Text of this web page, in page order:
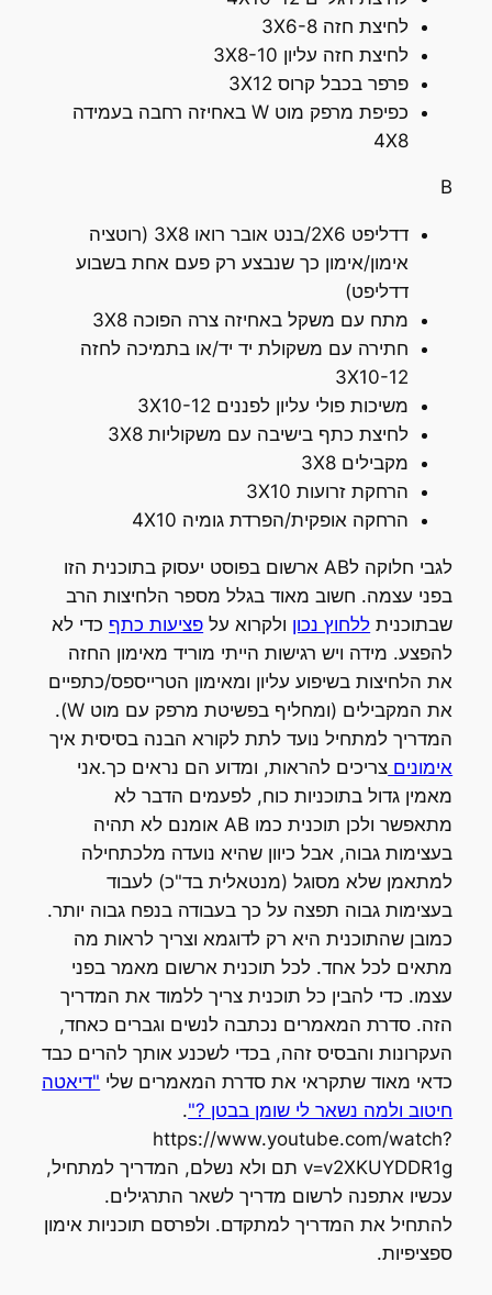
לחיצת חזה 3X6-8
לחיצת חזה עליון 3X8-10
פרפר בכבל קרוס 3X12
כפיפת מרפק מוט W באחיזה רחבה בעמידה
4X8
B
דדליפט 2X6/בנט אובר רואו 3X8 (רוטציה
אימון/אימון כך שנבצע רק פעם אחת בשבוע
דדליפט)
מתח עם משקל באחיזה צרה הפוכה 3X8
חתירה עם משקולת יד יד/או בתמיכה לחזה
3X10-12
משיכות פולי עליון לפננים 3X10-12
לחיצת כתף בישיבה עם משקוליות 3X8
מקבילים 3X8
הרחקת זרועות 3X10
הרחקה אופקית/הפרדת גומיה 4X10
לגבי חלוקה לAB ארשום בפוסט יעסוק בתוכנית הזו
בפני עצמה. חשוב מאוד בגלל מספר הלחיצות הרב
שבתוכנית ללחוץ נכון ולקרוא על פציעות כתף כדי לא
להפצע. מידה ויש רגישות הייתי מוריד מאימון החזה
את הלחיצות בשיפוע עליון ומאימון הטרייספס/כתפיים
את המקבילים (ומחליף בפשיטת מרפק עם מוט W).
המדריך למתחיל נועד לתת לקורא הבנה בסיסית איך
אימונים צריכים להראות, ומדוע הם נראים כך.אני
מאמין גדול בתוכניות כוח, לפעמים הדבר לא
מתאפשר ולכן תוכנית כמו AB אומנם לא תהיה
בעצימות גבוה, אבל כיוון שהיא נועדה מלכתחילה
למתאמן שלא מסוגל (מנטאלית בד"כ) לעבוד
בעצימות גבוה תפצה על כך בעבודה בנפח גבוה יותר.
כמובן שהתוכנית היא רק לדוגמא וצריך לראות מה
מתאים לכל אחד. לכל תוכנית ארשום מאמר בפני
עצמו. כדי להבין כל תוכנית צריך ללמוד את המדריך
הזה. סדרת המאמרים נכתבה לנשים וגברים כאחד,
העקרונות והבסיס זהה, בכדי לשכנע אותך להרים כבד
כדאי מאוד שתקראי את סדרת המאמרים שלי "דיאטה
חיטוב ולמה נשאר לי שומן בבטן ?".
https://www.youtube.com/watch?
v=v2XKUYDDR1g תם ולא נשלם, המדריך למתחיל,
עכשיו אתפנה לרשום מדריך לשאר התרגילים.
להתחיל את המדריך למתקדם. ולפרסם תוכניות אימון
ספציפיות.